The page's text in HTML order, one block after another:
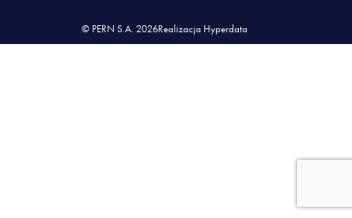
© PERN S.A. 2026Realizacja Hyperdata